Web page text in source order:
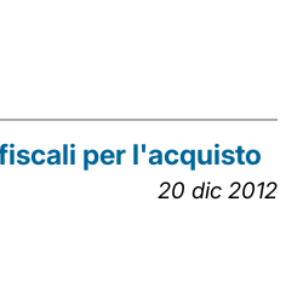
per l'acquisto
20 dic 2012